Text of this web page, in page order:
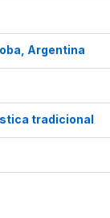
Argentina
tradicional